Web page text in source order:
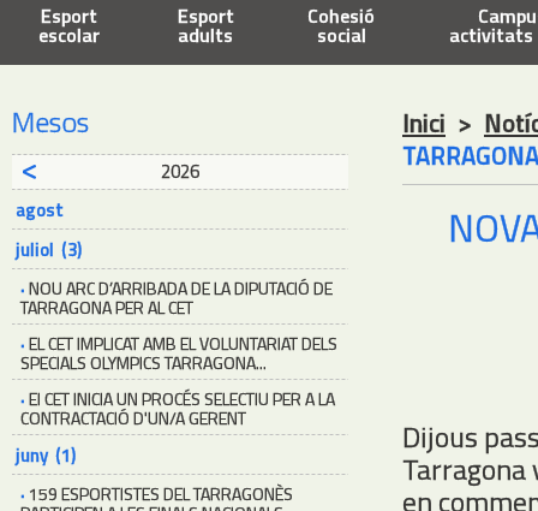
Esport
escolar
Esport
adults
Cohesió
social activitats
Mesos
2026
agost
juliol (3)
·NOU ARC D’ARRIBADA DE LA DIPUTACIÓ DE
TARRAGONA PER AL CET
·EL CET IMPLICAT AMB EL VOLUNTARIAT DELS
SPECIALS OLYMPICS TARRAGONA...
·El CET INICIA UN PROCÉS SELECTIU PER A LA
CONTRACTACIÓ D'UN/A GERENT
juny (1)
· 159 ESPORTISTES DEL TARRAGONÈS
Inici >
TARRAGONA
Dijous
Tarragona
en